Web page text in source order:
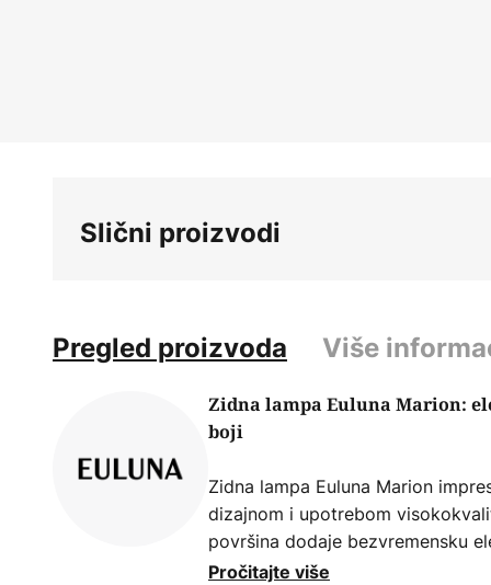
Slični proizvodi
Pregled proizvoda Više
Zidna lampa Euluna Marion:
boji
Zidna lampa Euluna Marion
dizajnom i upotrebom
površina dodaje bezvremensku
besprijekorno se stapajući u
Pročitajte više